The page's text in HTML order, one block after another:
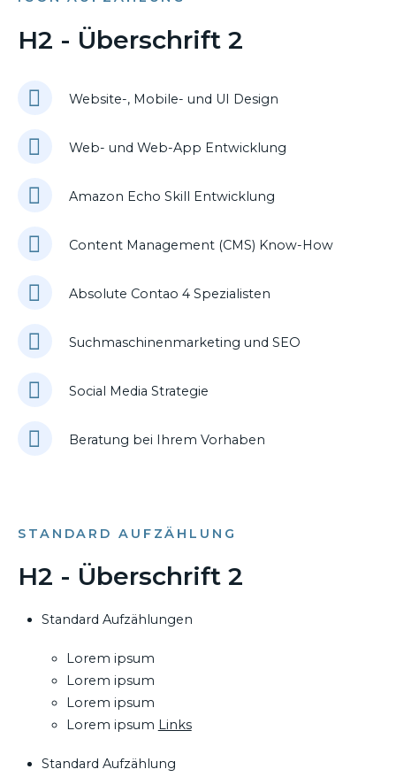
H2 - Überschrift 2
Website-, Mobile- und UI Design
Web- und Web-App Entwicklung
Amazon Echo Skill Entwicklung
Content Management (CMS) Know-How
Absolute Contao 4 Spezialisten
Suchmaschinenmarketing und SEO
Social Media Strategie
Beratung bei Ihrem Vorhaben
STANDARD AUFZÄHLUNG
H2 - Überschrift 2
Standard Aufzählungen
Lorem ipsum
Lorem ipsum
Lorem ipsum
Lorem ipsum Links
Standard Aufzählung